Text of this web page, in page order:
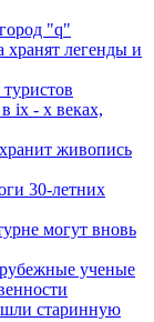
"q"
хранят легенды и
ix - x веках,
живопись
30-летних
могут вновь
ученые
старинную